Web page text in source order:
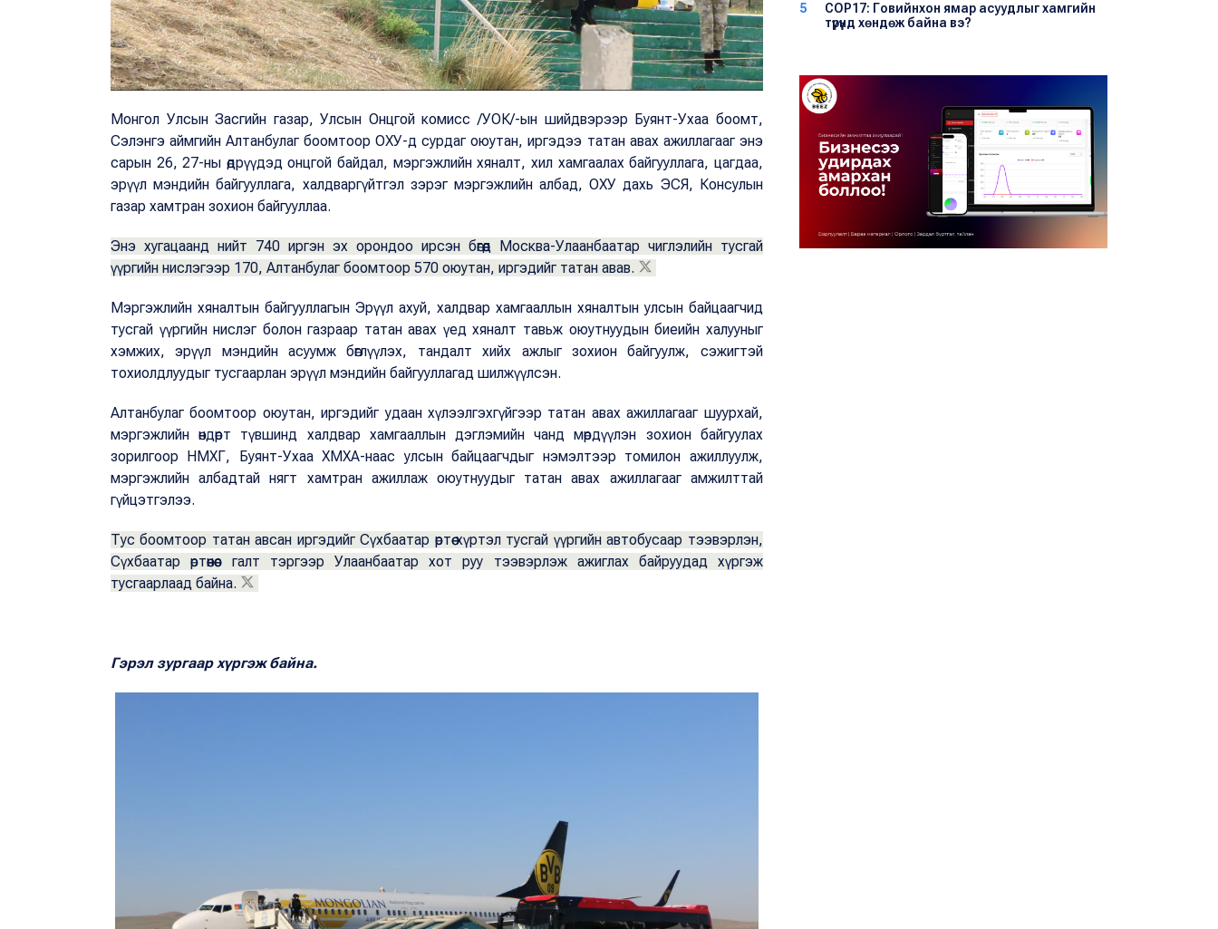
Монгол Улсын Засгийн газар, Улсын Онцгой комисс /УОК/-ын шийдвэрээр Буянт-Ухаа боомт,
Сэлэнгэ аймгийн Алтанбулаг боомтоор ОХУ-д сурдаг оюутан, иргэдээ татан авах ажиллагааг энэ
сарын 26, 27-ны өдрүүдэд онцгой байдал, мэргэжлийн хяналт, хил хамгаалах байгууллага, цагдаа,
эрүүл мэндийн байгууллага, халдваргүйтгэл зэрэг мэргэжлийн албад, ОХУ дахь ЭСЯ, Консулын
газар хамтран зохион байгууллаа.
Энэ хугацаанд нийт 740 иргэн эх орондоо ирсэн бөгөөд Москва-Улаанбаатар чиглэлийн тусгай
үүргийн нислэгээр 170, Алтанбулаг боомтоор 570 оюутан, иргэдийг татан авав.
Мэргэжлийн хяналтын байгууллагын Эрүүл ахуй, халдвар хамгааллын хяналтын улсын байцаагчид
тусгай үүргийн нислэг болон газраар татан авах үед хяналт тавьж оюутнуудын биеийн халууныг
хэмжих, эрүүл мэндийн асуумж бөглүүлэх, тандалт хийх ажлыг зохион байгуулж, сэжигтэй
тохиолдлуудыг тусгаарлан эрүүл мэндийн байгууллагад шилжүүлсэн.
Алтанбулаг боомтоор оюутан, иргэдийг удаан хүлээлгэхгүйгээр татан авах ажиллагааг шуурхай,
мэргэжлийн өндөрт түвшинд халдвар хамгааллын дэглэмийн чанд мөрдүүлэн зохион байгуулах
зорилгоор НМХГ, Буянт-Ухаа ХМХА-наас улсын байцаагчдыг нэмэлтээр томилон ажиллуулж,
мэргэжлийн албадтай нягт хамтран ажиллаж оюутнуудыг татан авах ажиллагааг амжилттай
гүйцэтгэлээ.
Тус боомтоор татан авсан иргэдийг Сүхбаатар өртөө хүртэл тусгай үүргийн автобусаар тээвэрлэн,
Сүхбаатар өртөөнөөс галт тэргээр Улаанбаатар хот руу тээвэрлэж ажиглах байруудад хүргэж
тусгаарлаад байна.
Гэрэл зургаар хүргэж байна.
5
COP17: Говийнхон ямар асуудлыг хамгийн
түрүүнд хөндөж байна вэ?